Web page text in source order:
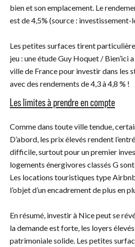
bien et son emplacement. Le
est de 4,5% (source :
Les petites surfaces tirent
jeu : une étude Guy Hoquet / Bien’ici
ville de France pour investir dans les
avec des rendements de 4,3 à 4,8 % !
Les limites à prendre en compte
Comme dans toute ville tendue,
D’abord, les prix élevés rendent
difficile, surtout pour un premier
logements énergivores classés G
Les locations touristiques type
l’objet d’un encadrement de plus en
En résumé, investir à Nice peut se
la demande est forte, les loyers
patrimoniale solide. Les petites